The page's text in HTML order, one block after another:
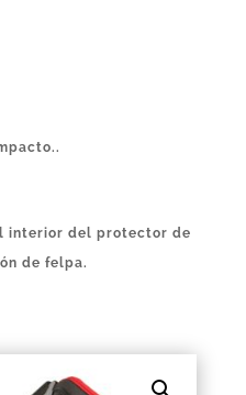
interior del protector de
de felpa.